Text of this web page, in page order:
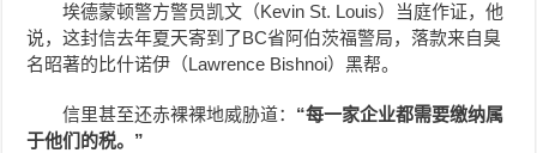
埃德蒙顿警方警员凯文（Kevin St. Louis）当庭作证，他
说，这封信去年夏天寄到了BC省阿伯茨福警局，落款来自臭
名昭著的比什诺伊（Lawrence Bishnoi）黑帮。
信里甚至还赤裸裸地威胁道： “每一家企业都需要缴纳属
于他们的税。”